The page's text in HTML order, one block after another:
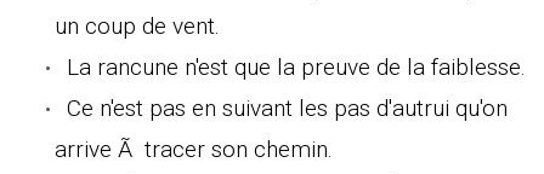
un coup de vent.
La rancune n'est que la preuve de la faiblesse.
Ce n'est pas en suivant les pas d'autrui qu'on
arrive Ã tracer son chemin.